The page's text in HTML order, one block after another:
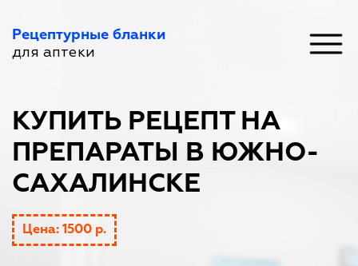
Рецептурные бланки
для аптеки
КУПИТЬ РЕЦЕПТ НА
ПРЕПАРАТЫ В ЮЖНО-
САХАЛИНСКЕ
Цена: 1500 р.